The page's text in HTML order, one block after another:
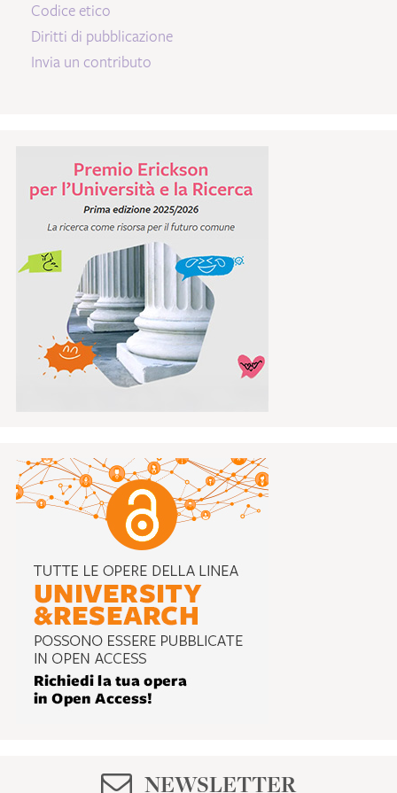
Codice etico
Diritti di pubblicazione
Invia un contributo
NEWSLETTER